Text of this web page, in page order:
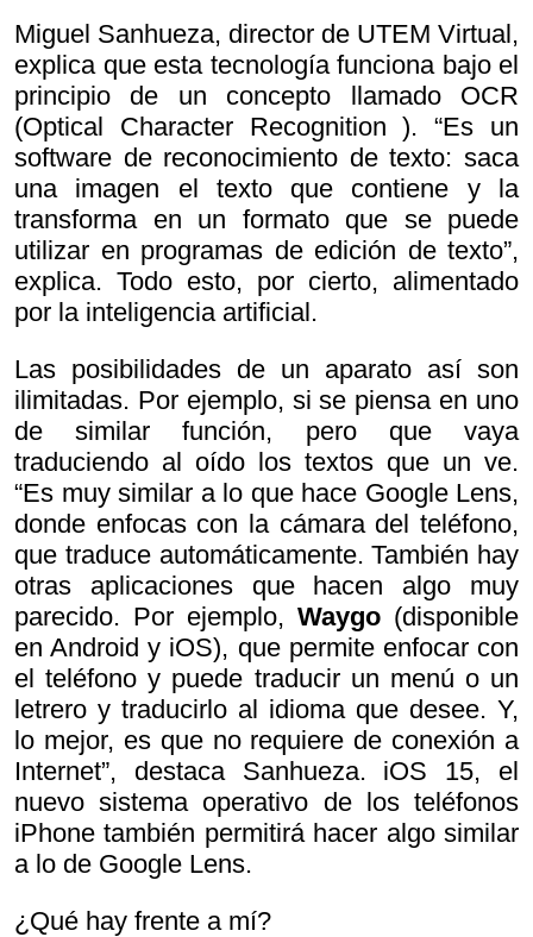
Miguel Sanhueza, director de UTEM Virtual,
explica que esta tecnología funciona bajo el
principio de un concepto llamado OCR
(Optical Character Recognition ). “Es un
software de reconocimiento de texto: saca
una imagen el texto que contiene y la
transforma en un formato que se puede
utilizar en programas de edición de texto”,
explica. Todo esto, por cierto, alimentado
por la inteligencia artificial.
Las posibilidades de un aparato así son
ilimitadas. Por ejemplo, si se piensa en uno
de similar función, pero que vaya
traduciendo al oído los textos que un ve.
“Es muy similar a lo que hace Google Lens,
donde enfocas con la cámara del teléfono,
que traduce automáticamente. También hay
otras aplicaciones que hacen algo muy
parecido. Por ejemplo, Waygo (disponible
en Android y iOS), que permite enfocar con
el teléfono y puede traducir un menú o un
letrero y traducirlo al idioma que desee. Y,
lo mejor, es que no requiere de conexión a
Internet”, destaca Sanhueza. iOS 15, el
nuevo sistema operativo de los teléfonos
iPhone también permitirá hacer algo similar
a lo de Google Lens.
¿Qué hay frente a mí?